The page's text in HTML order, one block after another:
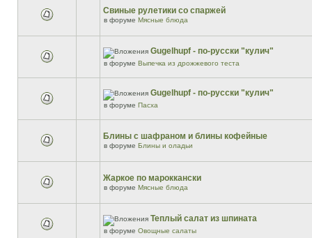
Свиные рулетики со спаржей
в форуме Мясные блюда
Gugelhupf - по-русски "кулич"
в форуме Выпечка из дрожжевого теста
Gugelhupf - по-русски "кулич"
в форуме Пасха
Блины с шафраном и блины кофейные
в форуме Блины и оладьи
Жаркое по мароккански
в форуме Мясные блюда
Теплый салат из шпината
в форуме Овощные салаты